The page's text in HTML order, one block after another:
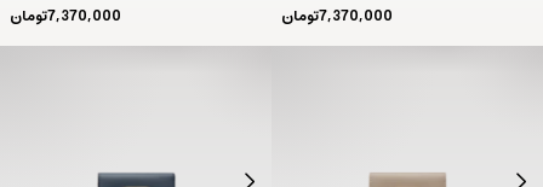
7,370,000تومان 7,370,000تومان